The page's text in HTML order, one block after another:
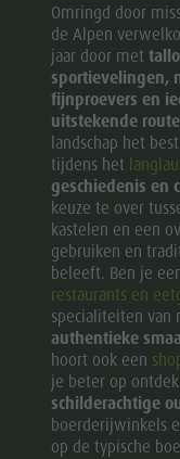
Omringd door
de Alpen
jaar door met
sportievelingen,
fijnproevers en
uitstekende
landschap het
tijdens het
geschiedenis en
keuze te over
kastelen en een
gebruiken en
beleeft. Ben je
restaurants en
specialiteiten van
authentieke
hoort ook een
je beter op
schilderachtige
boerderijwinkels
op de typische